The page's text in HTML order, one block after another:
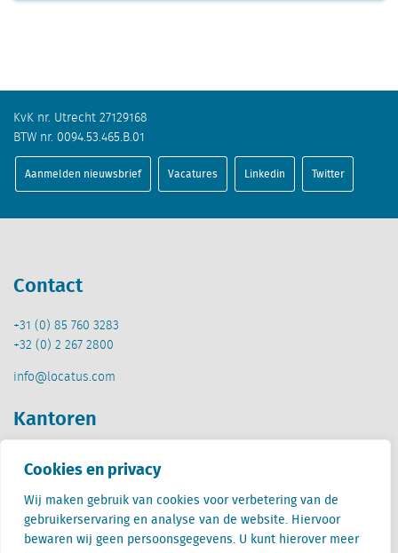
Cookies en privacy
Wij maken gebruik van cookies voor verbetering van de
gebruikerservaring en analyse van de website. Hiervoor
bewaren wij geen persoonsgegevens. U kunt hierover meer
KvK nr. Utrecht 27129168
BTW nr. 0094.53.465.B.01
Aanmelden nieuwsbrief Vacatures Linkedin Twitter
Contact
+31 (0) 85 760 3283
+32 (0) 2 267 2800
info@locatus.com
Kantoren
Nederland (hoofdkantoor)
Creative Valley
Stationsplein 32
3511 ED Utrecht